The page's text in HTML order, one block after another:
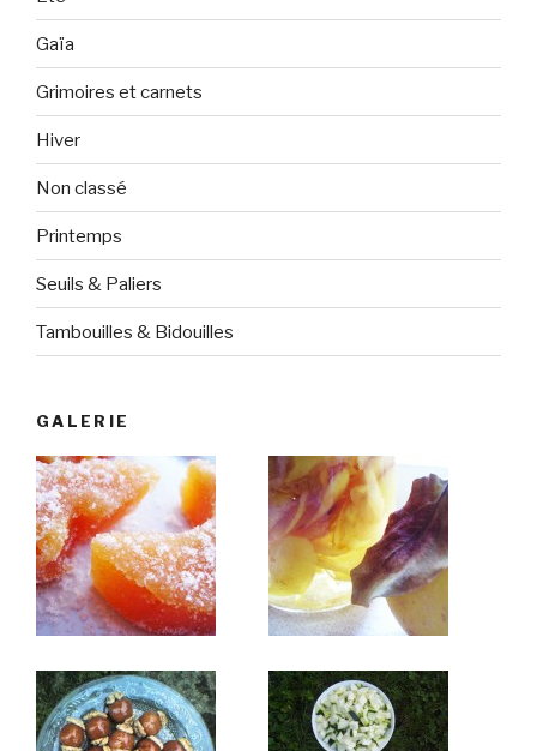
Gaïa
Grimoires et carnets
Hiver
Non classé
Printemps
Seuils & Paliers
Tambouilles & Bidouilles
GALERIE